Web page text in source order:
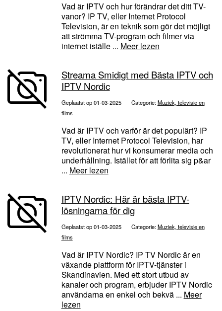
Vad är IPTV och hur förändrar det ditt TV-
vanor? IP TV, eller Internet Protocol
Television, är en teknik som gör det möjligt
att strömma TV-program och filmer via
internet iställe ... Meer lezen
Streama Smidigt med Bästa IPTV och
IPTV Nordic
Geplaatst op 01-03-2025 Categorie:Muziek, televisie en
films
Vad är IPTV och varför är det populärt? IP
TV, eller Internet Protocol Television, har
revolutionerat hur vi konsumerar media och
underhållning. Istället för att förlita sig p&ar
... Meer lezen
IPTV Nordic: Här är bästa IPTV-
lösningarna för dig
Geplaatst op 01-03-2025 Categorie:Muziek, televisie en
films
Vad är IPTV Nordic? IP TV Nordic är en
växande plattform för IPTV-tjänster i
Skandinavien. Med ett stort utbud av
kanaler och program, erbjuder IPTV Nordic
användarna en enkel och bekvä ... Meer
lezen